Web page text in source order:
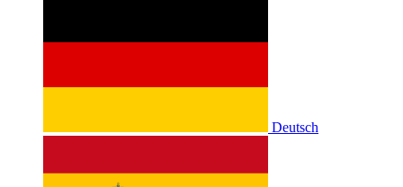
Deutsch